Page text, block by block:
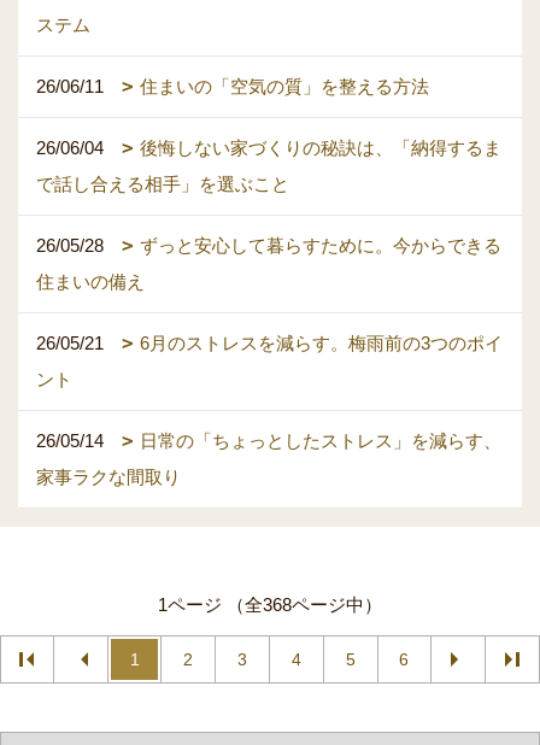
ステム
26/06/11 住まいの「空気の質」を整える方法
26/06/04
後悔しない家づくりの秘訣は、「納得するま
で話し合える相手」を選ぶこと
26/05/28
ずっと安心して暮らすために。今からできる
住まいの備え
26/05/21
6月のストレスを減らす。梅雨前の3つのポイ
ント
26/05/14
日常の「ちょっとしたストレス」を減らす、
家事ラクな間取り
1ページ （全368ページ中）
1 2 3 4 5 6